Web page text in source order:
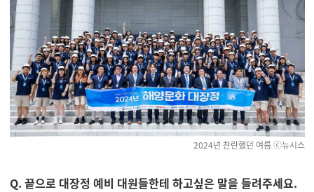
2024년 찬란했던 여름ⓒ뉴시스
Q. 끝으로 대장정 예비 대원들한테 하고싶은 말을 들려주세요.